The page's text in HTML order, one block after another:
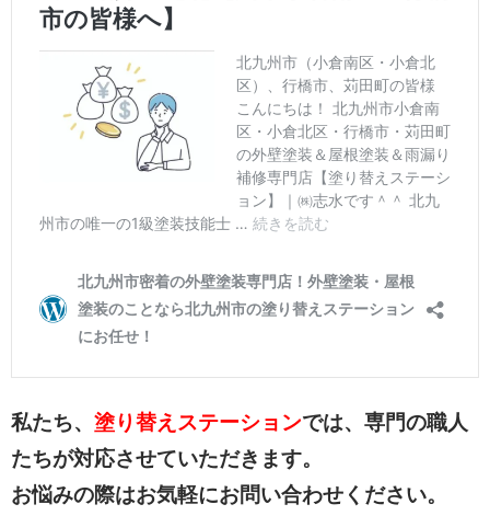
私たち、 塗り替えステーションでは、専門の職人
たちが対応させていただきます。
お悩みの際はお気軽にお問い合わせください。